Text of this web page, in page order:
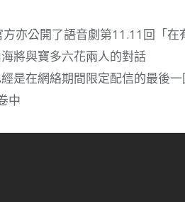
亦公開了語音劇第11.11回「
將與寶多六花兩人的對話
是在網絡期間限定配信的最後
中